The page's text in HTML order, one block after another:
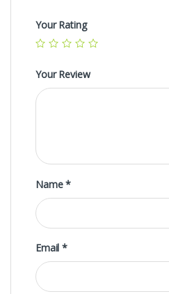
Your Rating
Your Review
Name*
Email*